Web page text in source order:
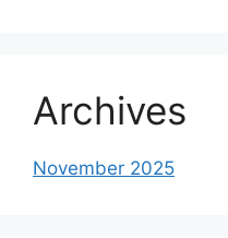
Archives
November 2025